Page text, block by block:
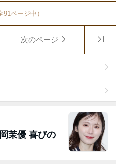
91ページ中）
次のページ
茉優 喜びの